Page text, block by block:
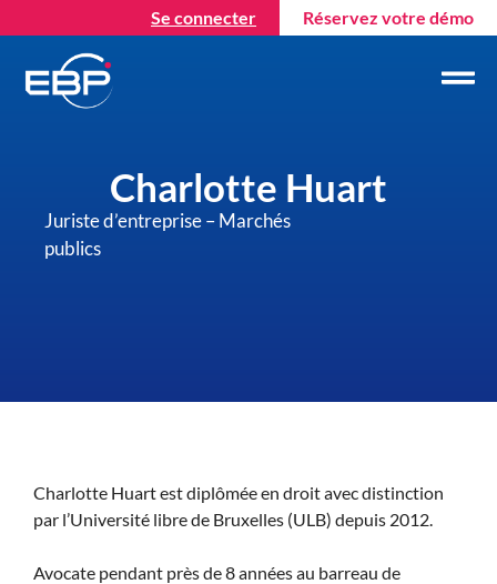
Se connecter Réservez votre démo
Charlotte Huart
Juriste d’entreprise – Marchés
publics
Charlotte Huart est diplômée en droit avec distinction
par l’Université libre de Bruxelles (ULB) depuis 2012.
Avocate pendant près de 8 années au barreau de